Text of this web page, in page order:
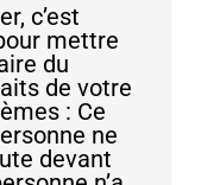
c’est
mettre
du
de votre
: Ce
ne
devant